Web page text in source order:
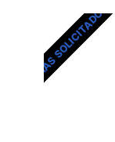
MÁS SOLICITADOS